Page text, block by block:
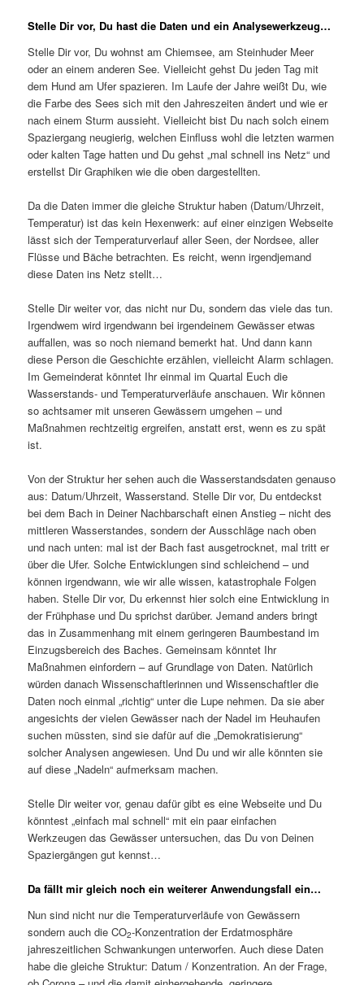
Stelle Dir vor, Du hast die Daten und ein Analysewerkzeug…
Stelle Dir vor, Du wohnst am Chiemsee, am Steinhuder Meer
oder an einem anderen See. Vielleicht gehst Du jeden Tag mit
dem Hund am Ufer spazieren. Im Laufe der Jahre weißt Du, wie
die Farbe des Sees sich mit den Jahreszeiten ändert und wie er
nach einem Sturm aussieht. Vielleicht bist Du nach solch einem
Spaziergang neugierig, welchen Einfluss wohl die letzten warmen
oder kalten Tage hatten und Du gehst „mal schnell ins Netz“ und
erstellst Dir Graphiken wie die oben dargestellten.
Da die Daten immer die gleiche Struktur haben (Datum/Uhrzeit,
Temperatur) ist das kein Hexenwerk: auf einer einzigen Webseite
lässt sich der Temperaturverlauf aller Seen, der Nordsee, aller
Flüsse und Bäche betrachten. Es reicht, wenn irgendjemand
diese Daten ins Netz stellt…
Stelle Dir weiter vor, das nicht nur Du, sondern das viele das tun.
Irgendwem wird irgendwann bei irgendeinem Gewässer etwas
auffallen, was so noch niemand bemerkt hat. Und dann kann
diese Person die Geschichte erzählen, vielleicht Alarm schlagen.
Im Gemeinderat könntet Ihr einmal im Quartal Euch die
Wasserstands- und Temperaturverläufe anschauen. Wir können
so achtsamer mit unseren Gewässern umgehen – und
Maßnahmen rechtzeitig ergreifen, anstatt erst, wenn es zu spät
ist.
Von der Struktur her sehen auch die Wasserstandsdaten genauso
aus: Datum/Uhrzeit, Wasserstand. Stelle Dir vor, Du entdeckst
bei dem Bach in Deiner Nachbarschaft einen Anstieg – nicht des
mittleren Wasserstandes, sondern der Ausschläge nach oben
und nach unten: mal ist der Bach fast ausgetrocknet, mal tritt er
über die Ufer. Solche Entwicklungen sind schleichend – und
können irgendwann, wie wir alle wissen, katastrophale Folgen
haben. Stelle Dir vor, Du erkennst hier solch eine Entwicklung in
der Frühphase und Du sprichst darüber. Jemand anders bringt
das in Zusammenhang mit einem geringeren Baumbestand im
Einzugsbereich des Baches. Gemeinsam könntet Ihr
Maßnahmen einfordern – auf Grundlage von Daten. Natürlich
würden danach Wissenschaftlerinnen und Wissenschaftler die
Daten noch einmal „richtig“ unter die Lupe nehmen. Da sie aber
angesichts der vielen Gewässer nach der Nadel im Heuhaufen
suchen müssten, sind sie dafür auf die „Demokratisierung“
solcher Analysen angewiesen. Und Du und wir alle könnten sie
auf diese „Nadeln“ aufmerksam machen.
Stelle Dir weiter vor, genau dafür gibt es eine Webseite und Du
könntest „einfach mal schnell“ mit ein paar einfachen
Werkzeugen das Gewässer untersuchen, das Du von Deinen
Spaziergängen gut kennst…
Da fällt mir gleich noch ein weiterer Anwendungsfall ein…
Nun sind nicht nur die Temperaturverläufe von Gewässern
sondern auch die CO2-Konzentration der Erdatmosphäre
jahreszeitlichen Schwankungen unterworfen. Auch diese Daten
habe die gleiche Struktur: Datum / Konzentration. An der Frage,